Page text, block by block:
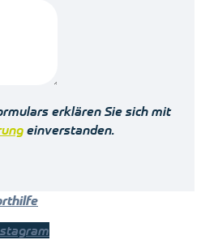
erklären Sie sich mit
einverstanden.